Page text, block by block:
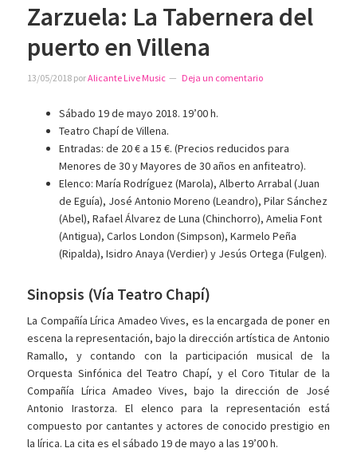
Zarzuela: La Tabernera del
puerto en Villena
13/05/2018 porAlicante Live Music Deja un comentario
Sábado 19 de mayo 2018. 19’00 h.
Teatro Chapí de Villena.
Entradas: de 20 € a 15 €. (Precios reducidos para
Menores de 30 y Mayores de 30 años en anfiteatro).
Elenco: María Rodríguez (Marola), Alberto Arrabal (Juan
de Eguía), José Antonio Moreno (Leandro), Pilar Sánchez
(Abel), Rafael Álvarez de Luna (Chinchorro), Amelia Font
(Antigua), Carlos London (Simpson), Karmelo Peña
(Ripalda), Isidro Anaya (Verdier) y Jesús Ortega (Fulgen).
Sinopsis (Vía Teatro Chapí)
La Compañía Lírica Amadeo Vives, es la encargada de poner en
escena la representación, bajo la dirección artística de Antonio
Ramallo, y contando con la participación musical de la
Orquesta Sinfónica del Teatro Chapí, y el Coro Titular de la
Compañía Lírica Amadeo Vives, bajo la dirección de José
Antonio Irastorza. El elenco para la representación está
compuesto por cantantes y actores de conocido prestigio en
la lírica. La cita es el sábado 19 de mayo a las 19’00 h.